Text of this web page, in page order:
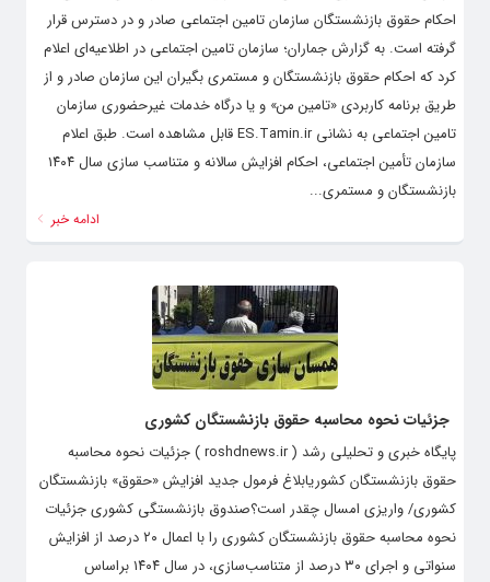
احکام حقوق بازنشستگان سازمان تامین اجتماعی صادر و در دسترس قرار
گرفته است. به گزارش جماران؛ سازمان تامین اجتماعی در اطلاعیه‌ای اعلام
کرد که احکام حقوق بازنشستگان و مستمری بگیران این سازمان صادر و از
طریق برنامه کاربردی «تامین من» و یا درگاه خدمات غیرحضوری سازمان
تامین اجتماعی به نشانی ES.Tamin.ir قابل مشاهده است. طبق اعلام
سازمان تأمین‌ اجتماعی، احکام افزایش سالانه و متناسب سازی سال ۱۴۰۴
بازنشستگان و مستمری...
ادامه خبر
جزئیات نحوه محاسبه حقوق بازنشستگان کشوری
پایگاه خبری و تحلیلی رشد ( roshdnews.ir ) جزئیات نحوه محاسبه
حقوق بازنشستگان کشوریابلاغ فرمول جدید افزایش «حقوق» بازنشستگان
کشوری/ واریزی امسال چقدر است؟صندوق بازنشستگی کشوری جزئیات
نحوه محاسبه حقوق بازنشستگان کشوری را با اعمال ۲۰ درصد از افزایش
سنواتی و اجرای ۳۰ درصد از متناسب‌سازی، در سال ۱۴۰۴ براساس